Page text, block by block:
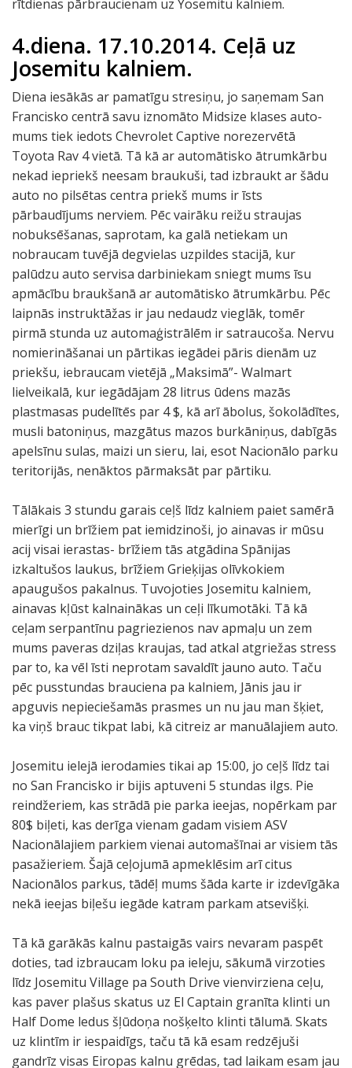
u
n
s
t
i
e
p
j
a
s
l
ī
d
z
p
a
t
E
a
g
l
e
C
l
i
f
f
.
rītdienas pārbraucienam uz Yosemitu kalniem.
4.diena. 17.10.2014. Ceļā uz
Josemitu kalniem.
Diena iesākās ar pamatīgu stresiņu, jo saņemam San
Francisko centrā savu iznomāto Midsize klases auto-
mums tiek iedots Chevrolet Captive norezervētā
Toyota Rav 4 vietā. Tā kā ar automātisko ātrumkārbu
nekad iepriekš neesam braukuši, tad izbraukt ar šādu
auto no pilsētas centra priekš mums ir īsts
pārbaudījums nerviem. Pēc vairāku reižu straujas
nobuksēšanas, saprotam, ka galā netiekam un
nobraucam tuvējā degvielas uzpildes stacijā, kur
palūdzu auto servisa darbiniekam sniegt mums īsu
apmācību braukšanā ar automātisko ātrumkārbu. Pēc
laipnās instruktāžas ir jau nedaudz vieglāk, tomēr
pirmā stunda uz automaģistrālēm ir satraucoša. Nervu
nomierināšanai un pārtikas iegādei pāris dienām uz
priekšu, iebraucam vietējā „Maksimā”- Walmart
lielveikalā, kur iegādājam 28 litrus ūdens mazās
plastmasas pudelītēs par 4 $, kā arī ābolus, šokolādītes,
musli batoniņus, mazgātus mazos burkāniņus, dabīgās
apelsīnu sulas, maizi un sieru, lai, esot Nacionālo parku
teritorijās, nenāktos pārmaksāt par pārtiku.
Tālākais 3 stundu garais ceļš līdz kalniem paiet samērā
mierīgi un brīžiem pat iemidzinoši, jo ainavas ir mūsu
acij visai ierastas- brīžiem tās atgādina Spānijas
izkaltušos laukus, brīžiem Grieķijas olīvkokiem
apaugušos pakalnus. Tuvojoties Josemitu kalniem,
ainavas kļūst kalnainākas un ceļi līkumotāki. Tā kā
ceļam serpantīnu pagriezienos nav apmaļu un zem
mums paveras dziļas kraujas, tad atkal atgriežas stress
par to, ka vēl īsti neprotam savaldīt jauno auto. Taču
pēc pusstundas brauciena pa kalniem, Jānis jau ir
apguvis nepieciešamās prasmes un nu jau man šķiet,
ka viņš brauc tikpat labi, kā citreiz ar manuālajiem auto.
Josemitu ielejā ierodamies tikai ap 15:00, jo ceļš līdz tai
no San Francisko ir bijis aptuveni 5 stundas ilgs. Pie
reindžeriem, kas strādā pie parka ieejas, nopērkam par
80$ biļeti, kas derīga vienam gadam visiem ASV
Nacionālajiem parkiem vienai automašīnai ar visiem tās
pasažieriem. Šajā ceļojumā apmeklēsim arī citus
Nacionālos parkus, tādēļ mums šāda karte ir izdevīgāka
nekā ieejas biļešu iegāde katram parkam atsevišķi.
Tā kā garākās kalnu pastaigās vairs nevaram paspēt
doties, tad izbraucam loku pa ieleju, sākumā virzoties
līdz Josemitu Village pa South Drive vienvirziena ceļu,
kas paver plašus skatus uz El Captain granīta klinti un
Half Dome ledus šļūdoņa nošķelto klinti tālumā. Skats
uz klintīm ir iespaidīgs, taču tā kā esam redzējuši
gandrīz visas Eiropas kalnu grēdas, tad laikam esam jau